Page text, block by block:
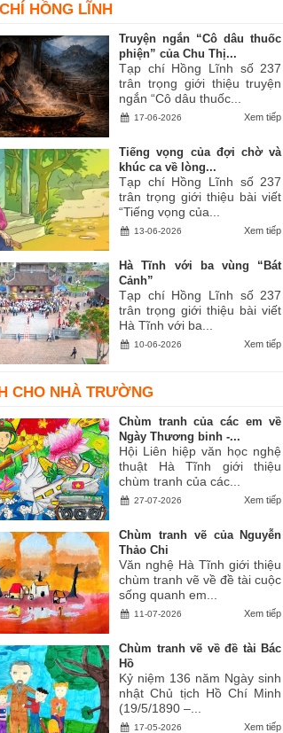
HỒNG LĨNH
Truyện ngắn “Cô dâu thuốc
phiện” của Chu Thị...
Tạp chí Hồng Lĩnh số 237
trân trọng giới thiệu truyện
ngắn “Cô dâu thuốc...
Xem tiếp
17-06-2026
Tiếng vọng của đợi chờ và
khúc ca về lòng...
Tạp chí Hồng Lĩnh số 237
trân trọng giới thiệu bài viết
“Tiếng vọng của...
Xem tiếp
13-06-2026
Hà Tĩnh với ba vùng “Bát
Cảnh”
Tạp chí Hồng Lĩnh số 237
trân trọng giới thiệu bài viết
Hà Tĩnh với ba...
Xem tiếp
10-06-2026
CHO NHÀ TRƯỜNG
Chùm tranh của các em về
Ngày Thương binh -...
Hội Liên hiệp văn học nghệ
thuật Hà Tĩnh giới thiệu
chùm tranh của các...
Xem tiếp
27-07-2026
Chùm tranh vẽ của Nguyễn
Thảo Chi
Văn nghệ Hà Tĩnh giới thiệu
chùm tranh vẽ về đề tài cuộc
sống quanh em...
Xem tiếp
11-07-2026
Chùm tranh vẽ về đề tài Bác
Hồ
Kỷ niệm 136 năm Ngày sinh
nhật Chủ tịch Hồ Chí Minh
(19/5/1890 –...
Xem tiếp
17-05-2026